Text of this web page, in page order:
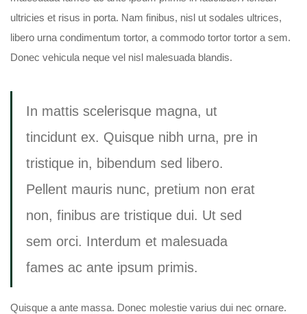
ultricies et risus in porta. Nam finibus, nisl ut sodales ultrices,
libero urna condimentum tortor, a commodo tortor tortor a sem.
Donec vehicula neque vel nisl malesuada blandis.
In mattis scelerisque magna, ut
tincidunt ex. Quisque nibh urna, pre in
tristique in, bibendum sed libero.
Pellent mauris nunc, pretium non erat
non, finibus are tristique dui. Ut sed
sem orci. Interdum et malesuada
fames ac ante ipsum primis.
Quisque a ante massa. Donec molestie varius dui nec ornare.